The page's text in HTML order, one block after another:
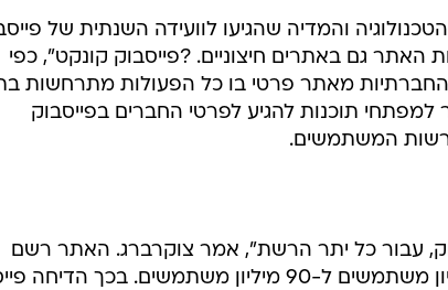
בכירים מעולם הטכנולוגיה והמדיה שהגיעו לוועידה השנתית של
גם באתרים חיצוניים. ?פייסבוק קונקט", כפי
מאתר פרטי בו כל הפעולות מתרחשות
תוכנות להגיע לפרטי החברים בפייסבוק
רשות המשתמשים.
עבור כל יתר הרשת", אמר צוקרברג. האתר רשם
צמיחה אדירה בשנה האחרונה, מ-24 מיליון משתמשים ל-90 מיליון משתמשים. בכך